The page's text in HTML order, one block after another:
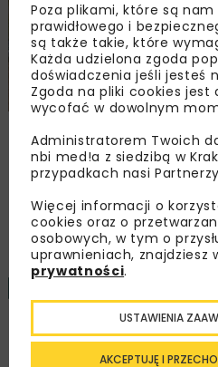
Remont nawierzchni na
Przetarg obejmuje pięć
Załaduj
Tunel
Poza plikami, które są
prawidłowego i
są także takie, które
Każda udzielona zgoda
doświadczenia jeśli jesteś
Zgoda na pliki cookies jest
wycofać w dowolnym
Administratorem Twoich
nbi med!a z siedzibą w
przypadkach nasi
Więcej informacji o
cookies oraz o
osobowych, w tym o
uprawnieniach, znajdziesz
prywatności.
AKCEPTUJĘ I
USTAWIENIA